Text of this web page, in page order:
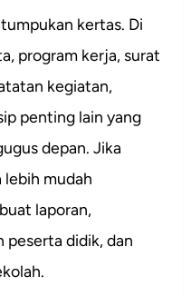
kertas. Di
program kerja, surat
kegiatan,
penting lain yang
depan. Jika
lebih mudah
laporan,
peserta didik, dan